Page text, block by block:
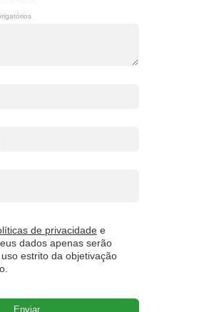
de privacidade e
dados apenas serão
estrito da objetivação